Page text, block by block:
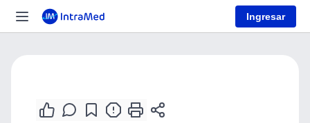
Ingresar